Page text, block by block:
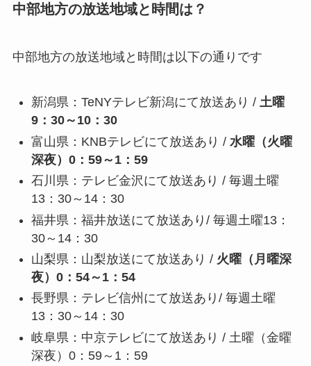
中部地方の放送地域と時間は？
中部地方の放送地域と時間は以下の通りです
新潟県：TeNYテレビ新潟にて放送あり / 土曜
9：30～10：30
富山県：KNBテレビにて放送あり /水曜（火曜
深夜）0：59～1：59
石川県：テレビ金沢にて放送あり / 毎週土曜
13：30～14：30
福井県：福井放送にて放送あり/ 毎週土曜13：
30～14：30
山梨県：山梨放送にて放送あり / 火曜（月曜深
夜）0：54～1：54
長野県：テレビ信州にて放送あり/ 毎週土曜
13：30～14：30
岐阜県：中京テレビにて放送あり / 土曜（金曜
深夜）0：59～1：59